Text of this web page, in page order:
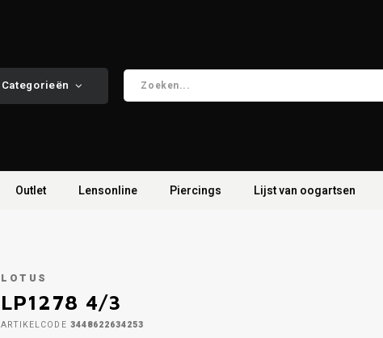
Categorieën
Outlet Lensonline Piercings Lijst van oogartsen
LOTUS
LP1278 4/3
ARTIKELCODE 3448622634253